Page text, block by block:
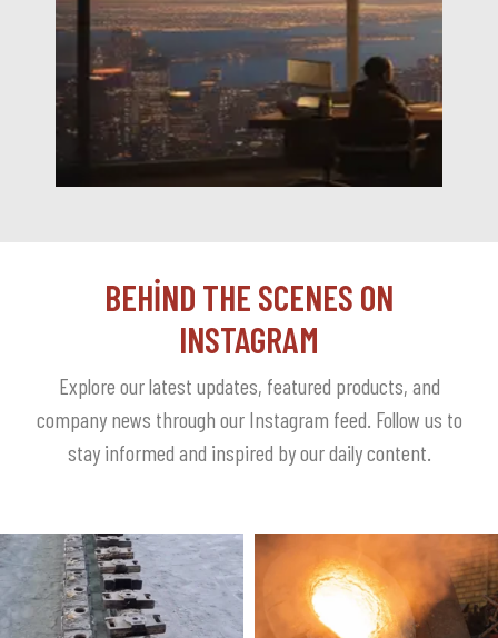
BEHIND THE SCENES ON
INSTAGRAM
Explore our latest updates, featured products, and
company news through our Instagram feed. Follow us to
stay informed and inspired by our daily content.